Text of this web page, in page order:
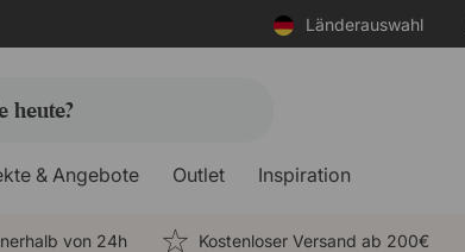
Länderauswahl
& Angebote Outlet Inspiration
von 24h Kostenloser Versand ab 200€